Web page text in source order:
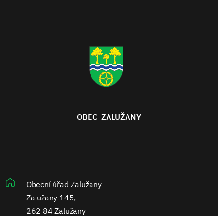
OBEC ZALUŽANY
Obecní úřad Zalužany
Zalužany 145,
262 84 Zalužany